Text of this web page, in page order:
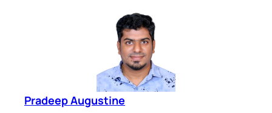
Pradeep Augustine